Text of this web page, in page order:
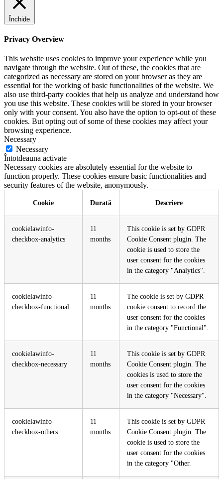
Închide
Privacy Overview
This website uses cookies to improve your experience while you
navigate through the website. Out of these, the cookies that are
categorized as necessary are stored on your browser as they are
essential for the working of basic functionalities of the website. We
also use third-party cookies that help us analyze and understand how
you use this website. These cookies will be stored in your browser
only with your consent. You also have the option to opt-out of these
cookies. But opting out of some of these cookies may affect your
browsing experience.
Necessary
Necessary
Întotdeauna activate
Necessary cookies are absolutely essential for the website to
function properly. These cookies ensure basic functionalities and
security features of the website, anonymously.
Cookie Durată Descriere
cookielawinfo-
checkbox-analytics
11
months
This cookie is set by GDPR
Cookie Consent plugin. The
cookie is used to store the
user consent for the cookies
in the category "Analytics".
cookielawinfo-
checkbox-functional
11
months
The cookie is set by GDPR
cookie consent to record the
user consent for the cookies
in the category "Functional".
cookielawinfo-
checkbox-necessary
11
months
This cookie is set by GDPR
Cookie Consent plugin. The
cookies is used to store the
user consent for the cookies
in the category "Necessary".
cookielawinfo-
checkbox-others
11
months
This cookie is set by GDPR
Cookie Consent plugin. The
cookie is used to store the
user consent for the cookies
in the category "Other.